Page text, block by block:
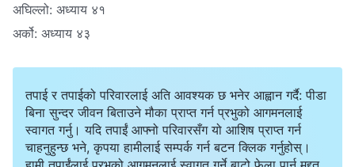
अघिल्लो: अध्याय ४१
अर्को: अध्याय ४३
तपाई र तपाईको परिवारलाई अति आवश्यक छ भनेर आह्वान गर्दै: पीडा
बिना सुन्दर जीवन बिताउने मौका प्राप्त गर्न प्रभुको आगमनलाई
स्वागत गर्नु। यदि तपाईं आफ्नो परिवारसँग यो आशिष प्राप्त गर्न
चाहनुहुन्छ भने, कृपया हामीलाई सम्पर्क गर्न बटन क्लिक गर्नुहोस्।